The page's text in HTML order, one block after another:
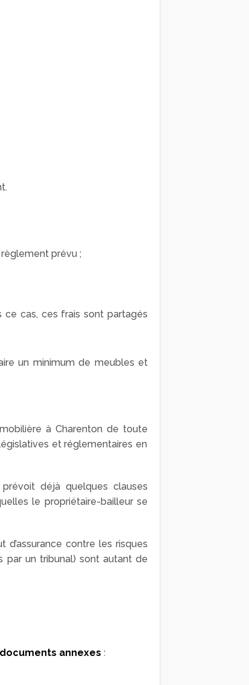
prévu ;
ce cas, ces frais sont partagés
un minimum de meubles et
à Charenton de toute
et réglementaires en
déjà quelques clauses
le propriétaire-bailleur se
contre les risques
un tribunal) sont autant de
documents annexes :